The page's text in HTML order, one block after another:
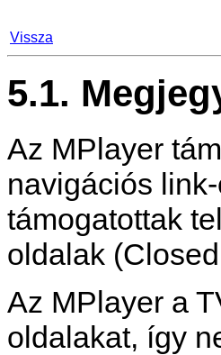
Vissza
5.1.
Az MPlayer
navigációs
támogatottak
oldalak
Az MPlayer a
oldalakat, így